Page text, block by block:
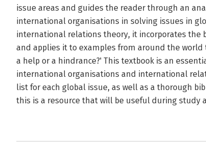
issue areas and guides the reader through an
international organisations in solving issues in
international relations theory, it incorporates the
and applies it to examples from around the world
a help or a hindrance?' This textbook is an
international organisations and international
list for each global issue, as well as a thorough
this is a resource that will be useful during study